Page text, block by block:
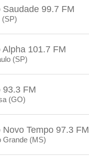
Saudade 99.7 FM
(SP)
Alpha 101.7 FM
(SP)
93.3 FM
(GO)
Novo Tempo 97.3 FM
Grande (MS)